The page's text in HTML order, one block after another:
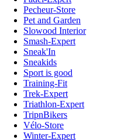
Pecheur-Store
Pet and Garden
Slowood Interior
Smash-Expert
Sneak'In
Sneakids
Sport is good
Training-Fit
Trek-Expert
Triathlon-Expert
TripnBikers
Vélo-Store
Winter-Expert